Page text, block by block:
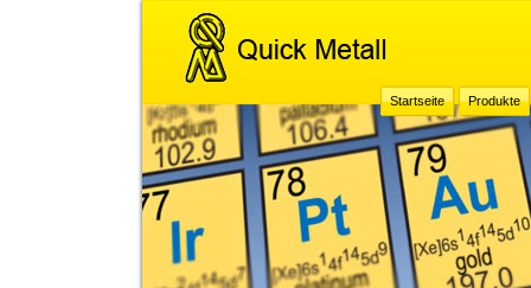
Startseite Produkte